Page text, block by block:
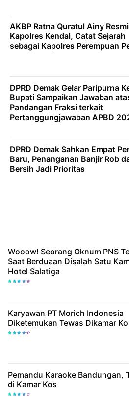
AKBP Ratna Quratul Ainy
Kapolres Kendal, Catat Sejarah
sebagai Kapolres Perempuan
DPRD Demak Gelar Paripurna
Bupati Sampaikan Jawaban
Pandangan Fraksi terkait
Pertanggungjawaban APBD
DPRD Demak Sahkan Empat
Baru, Penanganan Banjir Rob
Bersih Jadi Prioritas
Wooow! Seorang Oknum PNS
Saat Berduaan Disalah Satu
Hotel Salatiga
Karyawan PT Morich Indonesia
Diketemukan Tewas Dikamar
Pemandu Karaoke Bandungan,
di Kamar Kos